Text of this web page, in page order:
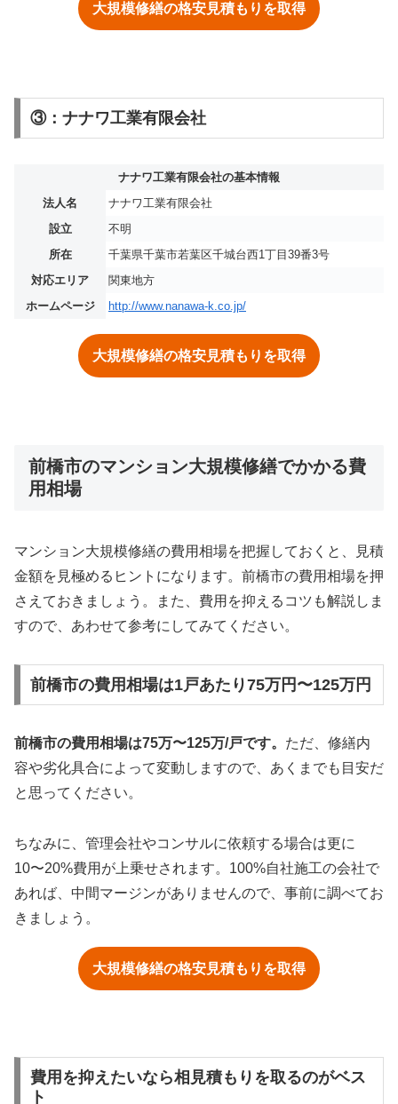
大規模修繕の格安見積もりを取得
③：ナナワ工業有限会社
ナナワ工業有限会社の基本情報
法人名
ナナワ工業有限会社
設立
不明
所在
千葉県千葉市若葉区千城台西1丁目39番3号
対応エリア
関東地方
ホームページ
http://www.nanawa-k.co.jp/
大規模修繕の格安見積もりを取得
前橋市のマンション大規模修繕でかかる費
用相場
マンション大規模修繕の費用相場を把握しておくと、見積
金額を見極めるヒントになります。前橋市の費用相場を押
さえておきましょう。また、費用を抑えるコツも解説しま
すので、あわせて参考にしてみてください。
前橋市の費用相場は1戸あたり75万円〜125万円
前橋市の費用相場は75万〜125万/戸です。 ただ、修繕内
容や劣化具合によって変動しますので、あくまでも目安だ
と思ってください。
ちなみに、管理会社やコンサルに依頼する場合は更に
10〜20%費用が上乗せされます。100%自社施工の会社で
あれば、中間マージンがありませんので、事前に調べてお
きましょう。
大規模修繕の格安見積もりを取得
費用を抑えたいなら相見積もりを取るのがベス
ト